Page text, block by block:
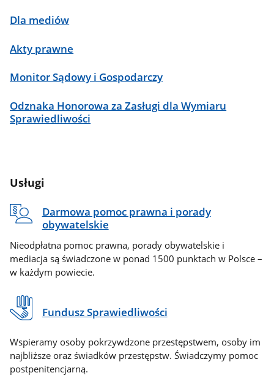
Dla mediów
Akty prawne
Monitor Sądowy i Gospodarczy
Odznaka Honorowa za Zasługi dla Wymiaru
Sprawiedliwości
Usługi
Darmowa pomoc prawna i porady
obywatelskie
Nieodpłatna pomoc prawna, porady obywatelskie i
mediacja są świadczone w ponad 1500 punktach w Polsce –
w każdym powiecie.
Fundusz Sprawiedliwości
Wspieramy osoby pokrzywdzone przestępstwem, osoby im
najbliższe oraz świadków przestępstw. Świadczymy pomoc
postpenitencjarną.